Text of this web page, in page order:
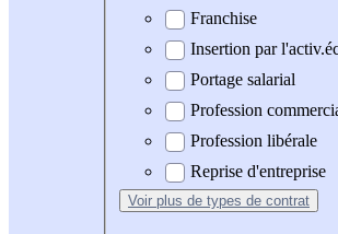
Franchise
Insertion par
Portage salarial
Profession
Profession libérale
Reprise d'entreprise
Voir plus de types de contrat